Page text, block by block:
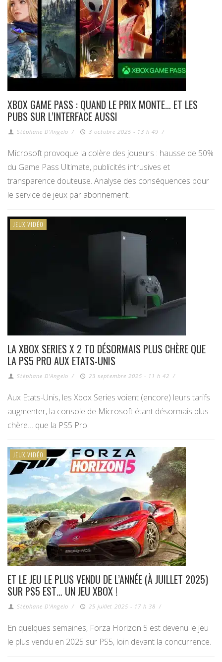
XBOX GAME PASS : QUAND LE PRIX MONTE… ET LES
PUBS SUR L’INTERFACE AUSSI
Stéphane D'Angelo / 3 octobre 2025 - 13 h 49 /
Microsoft provoque la colère des joueurs : hausse de 50%
du Game Pass Ultimate, publicités intrusives et
transparence douteuse. Analyse des conséquences pour
le service de jeux par abonnement.
JEUX VIDÉO
LA XBOX SERIES X 2 TO DÉSORMAIS PLUS CHÈRE QUE
LA PS5 PRO AUX ETATS-UNIS
Stéphane D'Angelo / 23 septembre 2025 - 11 h 42 /
Aux Etats-Unis, les Xbox Series voient (encore) leurs tarifs
augmenter, la console de Microsoft étant désormais plus
chère… que la PS5 Pro.
JEUX VIDÉO
ET LE JEU LE PLUS VENDU DE L’ANNÉE (À JUILLET 2025)
SUR PS5 EST… UN JEU XBOX !
Stéphane D'Angelo / 25 juillet 2025 - 17 h 38 /
En quelques semaines, Forza Horizon 5 est devenu le jeu
le plus vendu en 2025 sur PS5, loin devant la concurrence.